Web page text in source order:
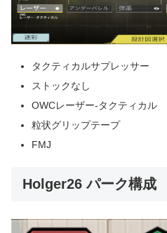
タクティカルサプレッサー
ストックなし
OWCレーザー-タクティカル
粒状グリップテープ
FMJ
Holger26 パーク構成